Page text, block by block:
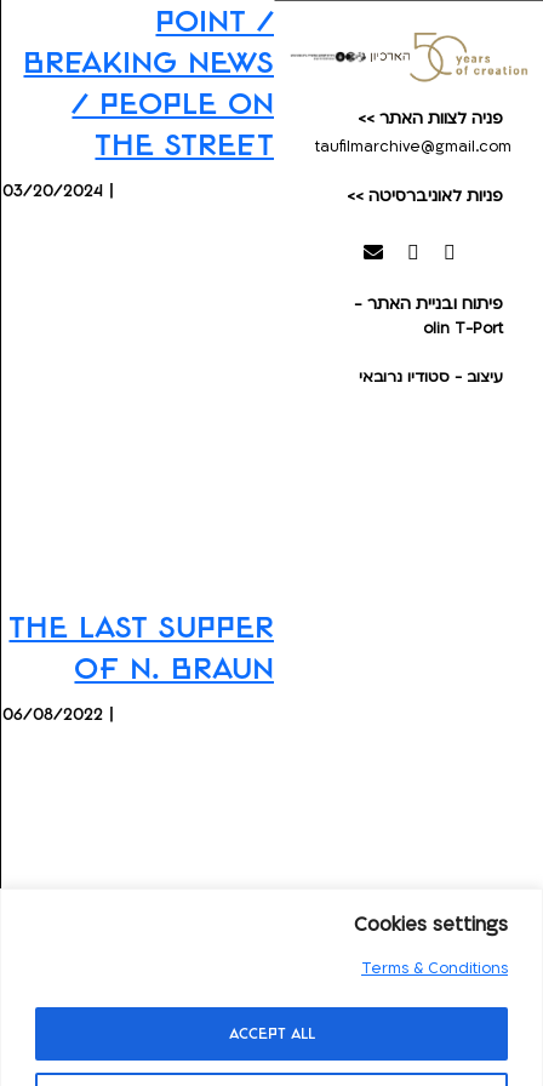
Cookies settings
Terms & Conditions
Accept All
Point /
Breaking News
/ People on
the Street
03/20/2024 |
The Last Supper
of N. Braun
06/08/2022 |
פיתוח ובניית האתר -
T-Port
olin
עיצוב - סטודיו נרובאי
פניות לאוניברסיטה >>
פניה לצוות האתר >>
taufilmarchive@gmail.com